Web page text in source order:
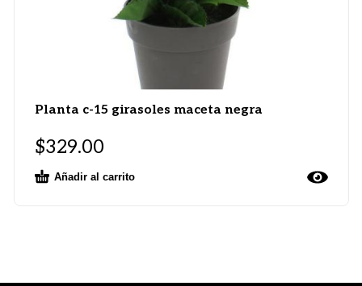
Planta c-15 girasoles maceta negra
$329.00
Añadir al carrito